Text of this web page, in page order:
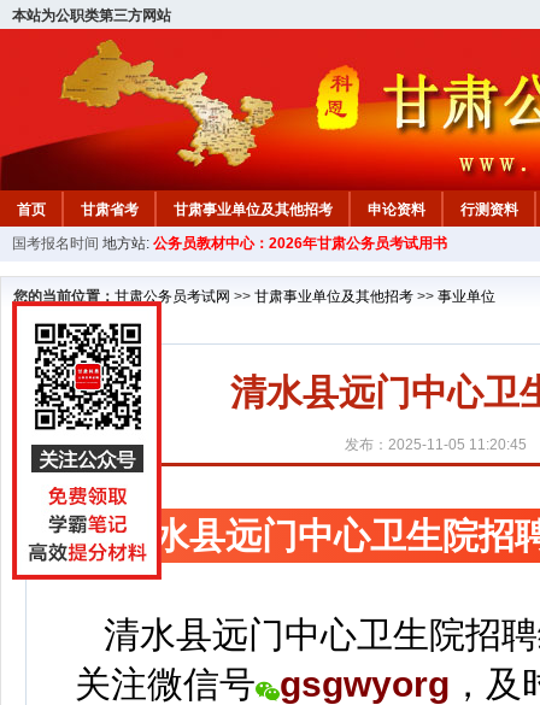
本站为公职类第三方网站
首页 甘肃省考 甘肃事业单位及其他招考 申论资料
行测资料
国考报名时间 地方站: 公务员教材中心：2026年甘肃公务员考试用书
您的当前位置： 甘肃公务员考试网 >> 甘肃事业单位及其他招考 >> 事业单位
清水县远门中心卫
发布：2025-11-05 11:20:45
清水县远门中心卫生院招
清水县远门中心卫生院招
关注微信号 gsgwyorg ， 及